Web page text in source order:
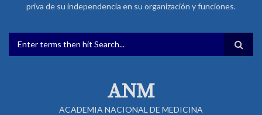
priva de su independencia en su organización y funciones.
FORMULARIO DE BÚSQUEDA
ANM
ACADEMIA NACIONAL DE MEDICINA